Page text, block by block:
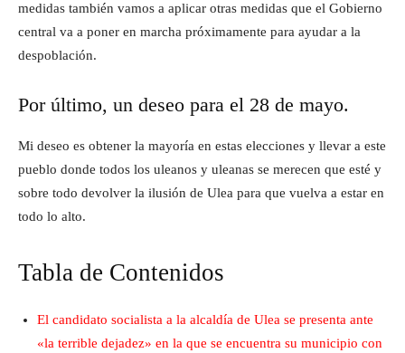
medidas también vamos a aplicar otras medidas que el Gobierno
central va a poner en marcha próximamente para ayudar a la
despoblación.
Por último, un deseo para el 28 de mayo.
Mi deseo es obtener la mayoría en estas elecciones y llevar a este
pueblo donde todos los uleanos y uleanas se merecen que esté y
sobre todo devolver la ilusión de Ulea para que vuelva a estar en
todo lo alto.
Tabla de Contenidos
El candidato socialista a la alcaldía de Ulea se presenta ante
«la terrible dejadez» en la que se encuentra su municipio con